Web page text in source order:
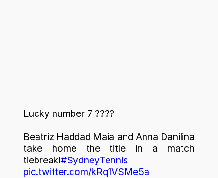
Lucky number 7 ????
Beatriz Haddad Maia and Anna Danilina
take home the title in a match
tiebreak!#SydneyTennis
pic.twitter.com/kRq1VSMe5a